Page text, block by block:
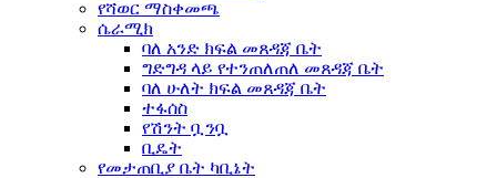
የሻወር ማስቀመጫ
ሴራሚክ
ባለ አንድ ክፍል መጸዳጃ ቤት
ግድግዳ ላይ የተንጠለጠለ መጸዳጃ ቤት
ባለ ሁለት ክፍል መጸዳጃ ቤት
ተፋሰስ
የሽንት ቧንቧ
ቢዴት
የመታጠቢያ ቤት ካቢኔት